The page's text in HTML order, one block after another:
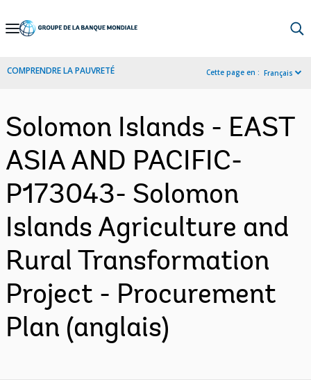
Skip
Navigation
COMPRENDRE LA PAUVRETÉ Cette page en : Français
Solomon Islands - EAST
ASIA AND PACIFIC-
P173043- Solomon
Islands Agriculture and
Rural Transformation
Project - Procurement
Plan (anglais)